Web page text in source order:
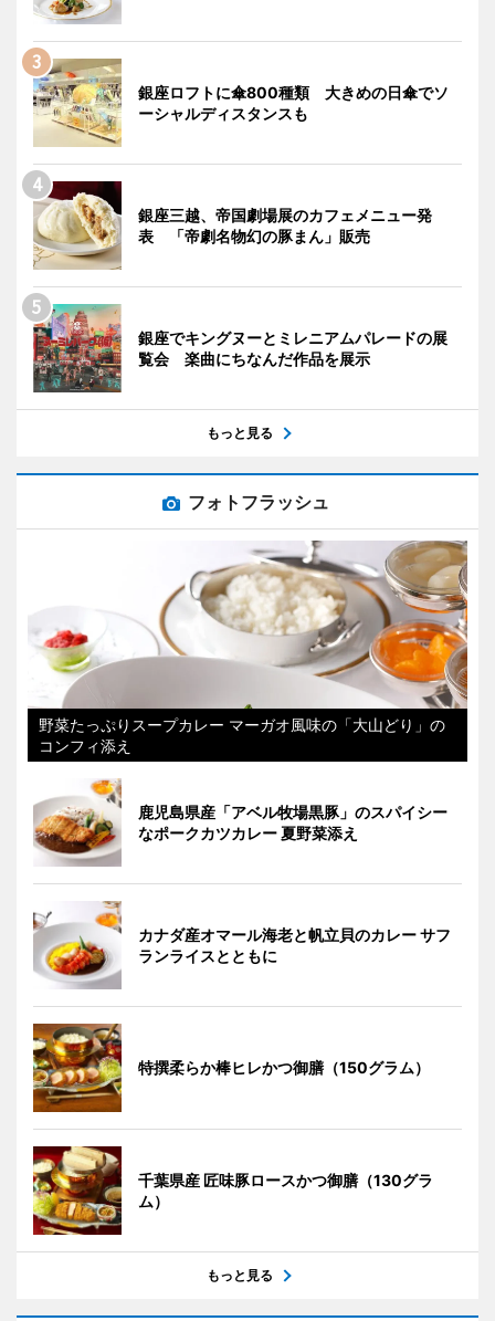
銀座ロフトに傘800種類 大きめの日傘でソ
ーシャルディスタンスも
銀座三越、帝国劇場展のカフェメニュー発
表 「帝劇名物幻の豚まん」販売
銀座でキングヌーとミレニアムパレードの展
覧会 楽曲にちなんだ作品を展示
もっと見る
フォトフラッシュ
野菜たっぷりスープカレー マーガオ風味の「大山どり」の
コンフィ添え
鹿児島県産「アベル牧場黒豚」のスパイシー
なポークカツカレー 夏野菜添え
カナダ産オマール海老と帆立貝のカレー サフ
ランライスとともに
特撰柔らか棒ヒレかつ御膳（150グラム）
千葉県産 匠味豚ロースかつ御膳（130グラ
ム）
もっと見る